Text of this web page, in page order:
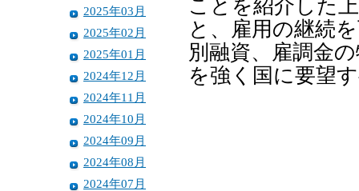
2025年03月
2025年02月
2025年01月
2024年12月
2024年11月
2024年10月
2024年09月
2024年08月
2024年07月
ことを紹介した
と、雇用の継続
別融資、雇調金
を強く国に要望